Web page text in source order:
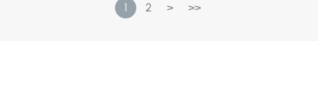
1 2 > >>